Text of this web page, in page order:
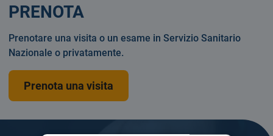
PRENOTA
Prenotare una visita o un esame in Servizio Sanitario
Nazionale o privatamente.
Prenota una visita